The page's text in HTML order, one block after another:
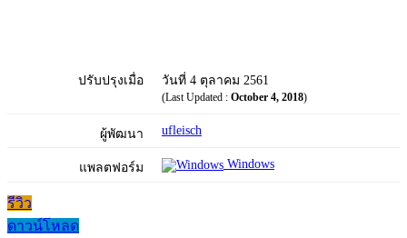
ปรับปรุงเมื่อ วันที่ 4 ตุลาคม 2561
(Last Updated : October 4, 2018)
ผู้พัฒนา ufleisch
แพลตฟอร์ม Windows
รีวิว
ดาวน์โหลด